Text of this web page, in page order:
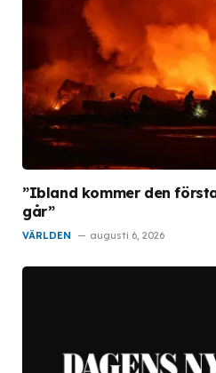
”Ibland kommer den
går”
VÄRLDEN augusti 6, 2026